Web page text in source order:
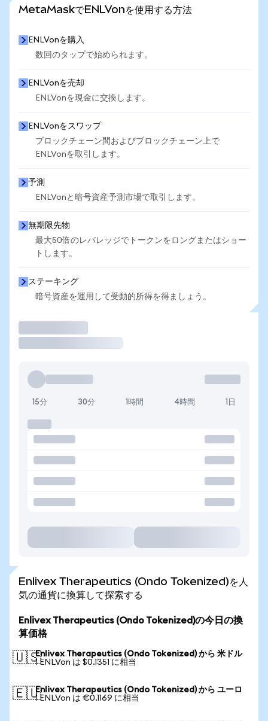
MetaMaskでENLVonを使用する方法
ENLVonを購入
数回のタップで始められます。
ENLVonを売却
ENLVonを現金に交換します。
ENLVonをスワップ
ブロックチェーン間およびブロックチェーン上で
ENLVonを取引します。
予測
ENLVonと暗号資産予測市場で取引します。
無期限先物
最大50倍のレバレッジでトークンをロングまたはショー
トします。
ステーキング
暗号資産を運用して受動的所得を得ましょう。
15分 30分 1時間 4時間 1日
Enlivex Therapeutics (Ondo Tokenized)を人
気の通貨に換算して探索する
Enlivex Therapeutics (Ondo Tokenized)の今日の換
算価格
🇺🇸Enlivex Therapeutics (Ondo Tokenized) から 米ドル
1 ENLVon は $0.1351 に相当
🇪🇺Enlivex Therapeutics (Ondo Tokenized) から ユーロ
1 ENLVon は €0.1169 に相当